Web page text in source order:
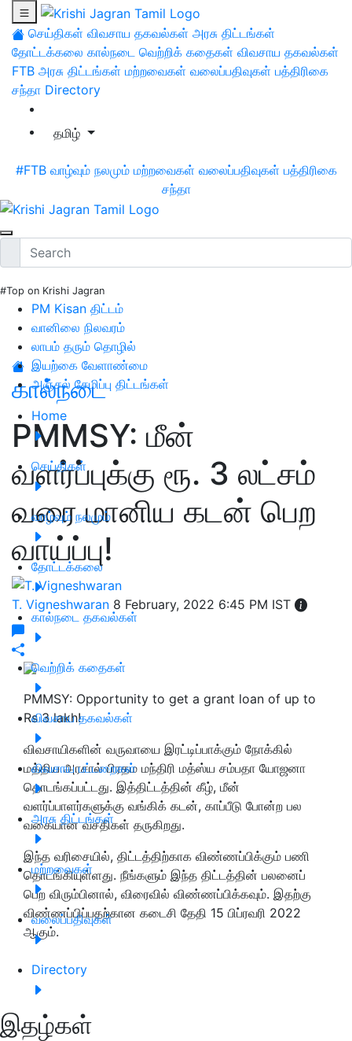
செய்திகள் விவசாய தகவல்கள் அரசு திட்டங்கள்
தோட்டக்கலை கால்நடை வெற்றிக் கதைகள் விவசாய தகவல்கள்
FTB அரசு திட்டங்கள் மற்றவைகள் வலைப்பதிவுகள் பத்திரிகை
சந்தா Directory
தமிழ்
#FTB வாழ்வும் நலமும் மற்றவைகள் வலைப்பதிவுகள் பத்திரிகை
சந்தா
#Top on Krishi Jagran
PM Kisan திட்டம்
வானிலை நிலவரம்
லாபம் தரும் தொழில்
இயற்கை வேளாண்மை
அஞ்சல் சேமிப்பு திட்டங்கள்
Home
செய்திகள்
வாழ்வும் நலமும்
தோட்டக்கலை
கால்நடை தகவல்கள்
வெற்றிக் கதைகள்
விவசாய தகவல்கள்
விவசாய பட்டறைகள்
அரசு திட்டங்கள்
மற்றவைகள்
வலைப்பதிவுகள்
Directory
இதழ்கள்
கால்நடை
PMMSY: மீன்
வளர்ப்புக்கு ரூ. 3 லட்சம்
வரை மானிய கடன் பெற
வாய்ப்பு!
T. Vigneshwaran 8 February, 2022 6:45 PM IST
PMMSY: Opportunity to get a grant loan of up to
Rs 3 lakh!
விவசாயிகளின் வருவாயை இரட்டிப்பாக்கும் நோக்கில்
மத்திய அரசால் பிரதம மந்திரி மத்ஸ்ய சம்பதா யோஜனா
தொடங்கப்பட்டது. இத்திட்டத்தின் கீழ், மீன்
வளர்ப்பாளர்களுக்கு வங்கிக் கடன், காப்பீடு போன்ற பல
வகையான வசதிகள் தருகிறது.
இந்த வரிசையில், திட்டத்திற்காக விண்ணப்பிக்கும் பணி
தொடங்கியுள்ளது. நீங்களும் இந்த திட்டத்தின் பலனைப்
பெற விரும்பினால், விரைவில் விண்ணப்பிக்கவும். இதற்கு
விண்ணப்பிப்பதற்கான கடைசி தேதி 15 பிப்ரவரி 2022
ஆகும்.